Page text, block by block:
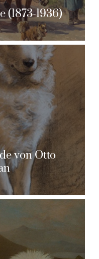
(1873-1936)
von Otto